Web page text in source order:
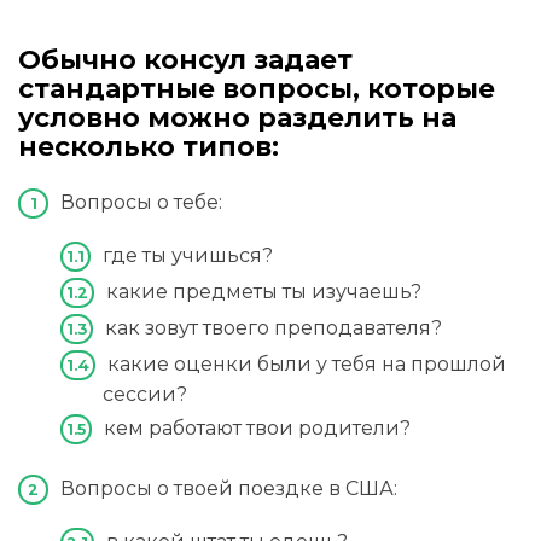
Обычно консул задает
стандартные вопросы, которые
условно можно разделить на
несколько типов:
Вопросы о тебе:
где ты учишься?
какие предметы ты изучаешь?
как зовут твоего преподавателя?
какие оценки были у тебя на прошлой
сессии?
кем работают твои родители?
Вопросы о твоей поездке в США: